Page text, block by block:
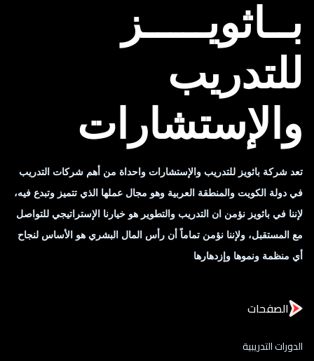
بــاثويـــــز
للتدريب
والإستشارات
تعد شركة باثويز للتدريب والإستشارات واحداة من أهم شركات التدريب
في دولة الكويت والمنطقة العربية وهو مجال عملها الذي تتميز وتبدع فيه،
لإننا في باثويز نؤمن ان التدريب والتطوير هو خيارنا الإستراتيجي للتواصل
مع المستقبل، ولإننا نؤمن تماماً أن رأس المال البشري هو الأساس لنجاح
أي منظمة ونموها وإزدهارها
الصفحات
الدورات التدريبية